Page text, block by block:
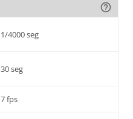
help_outline
1/4000 seg
30 seg
7 fps